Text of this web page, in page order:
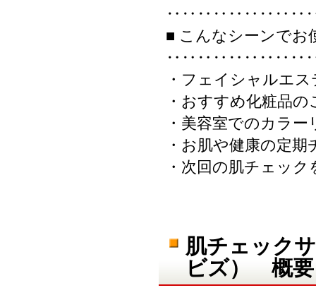
■ こんなシーンでお
・フェイシャルエ
・おすすめ化粧品の
・美容室でのカラ
・お肌や健康の定
・次回の肌チェッ
肌チェック
ビズ） 概要